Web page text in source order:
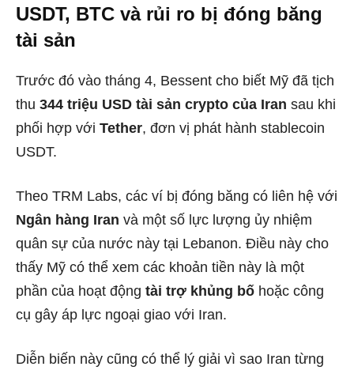
USDT, BTC và rủi ro bị đóng băng
tài sản
Trước đó vào tháng 4, Bessent cho biết Mỹ đã tịch
thu 344 triệu USD tài sản crypto của Iran sau khi
phối hợp với Tether, đơn vị phát hành stablecoin
USDT.
Theo TRM Labs, các ví bị đóng băng có liên hệ với
Ngân hàng Iran và một số lực lượng ủy nhiệm
quân sự của nước này tại Lebanon. Điều này cho
thấy Mỹ có thể xem các khoản tiền này là một
phần của hoạt động tài trợ khủng bố hoặc công
cụ gây áp lực ngoại giao với Iran.
Diễn biến này cũng có thể lý giải vì sao Iran từng